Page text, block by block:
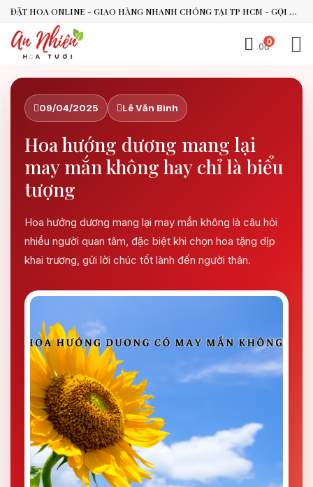
ĐẶT HOA ONLINE - GIAO HÀNG NHANH CHÓNG TẠI TP HCM - GỌI NGAY 0938.494.119 HOẶC 0899.492.909
0
0đ
09/04/2025 Lê Văn Bình
Hoa hướng dương mang lại
may mắn không hay chỉ là biểu
tượng
Hoa hướng dương mang lại may mắn không là câu hỏi
nhiều người quan tâm, đặc biệt khi chọn hoa tặng dịp
khai trương, gửi lời chúc tốt lành đến người thân.
An Nhiên Flowers
Tư vấn nhanh trong vài phút
Chào bạn, mình có thể hỗ trợ chọn hoa theo dịp nào?
Vừa xong
Bạn có thể để lại yêu cầu, mình sẽ phản hồi sớm.